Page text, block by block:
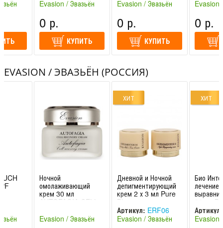
Peel
Evasion / Эвазьён
0 р.
КУПИТЬ
Evasion / Эвазьён
0 р.
КУПИТЬ
System
KH
Evasion
0 р.
EVASION / ЭВАЗЬЁН (РОССИЯ)
Ночной
омолаживающий
крем 30 мл
AUTOFAGIA CELL
Evasion / Эвазьон
Evasion / Эвазьён
ХИТ
Дневной и Ночной
депигментирующий
крем 2 х 3 мл Pure
Blanc
DEPEGMENTOR
R+M Evasion /
Артикул: ERF06
Evasion / Эвазьён
ХИТ
Био
лечение
30 мл
/ Эвазьон
Артикул:
Evasion